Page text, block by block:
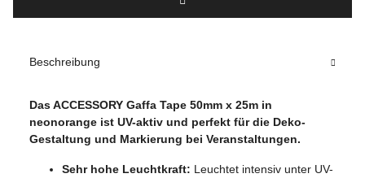
Beschreibung
Das ACCESSORY Gaffa Tape 50mm x 25m in
neonorange ist UV-aktiv und perfekt für die Deko-
Gestaltung und Markierung bei Veranstaltungen.
Sehr hohe Leuchtkraft: Leuchtet intensiv unter UV-